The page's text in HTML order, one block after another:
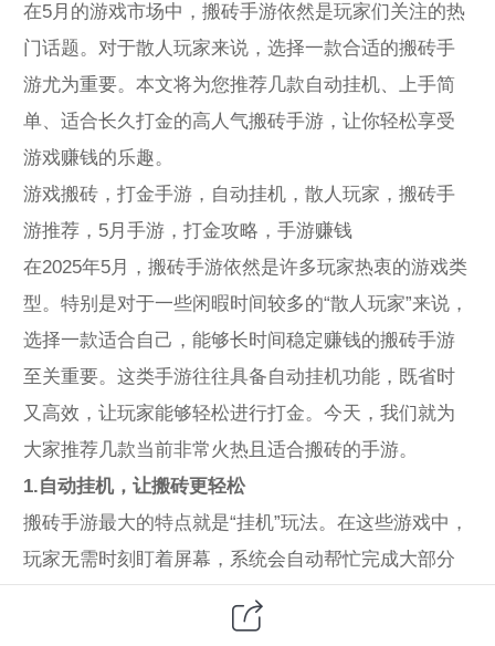
在5月的游戏市场中，搬砖手游依然是玩家们关注的热
门话题。对于散人玩家来说，选择一款合适的搬砖手
游尤为重要。本文将为您推荐几款自动挂机、上手简
单、适合长久打金的高人气搬砖手游，让你轻松享受
游戏赚钱的乐趣。
游戏搬砖，打金手游，自动挂机，散人玩家，搬砖手
游推荐，5月手游，打金攻略，手游赚钱
在2025年5月，搬砖手游依然是许多玩家热衷的游戏类
型。特别是对于一些闲暇时间较多的“散人玩家”来说，
选择一款适合自己，能够长时间稳定赚钱的搬砖手游
至关重要。这类手游往往具备自动挂机功能，既省时
又高效，让玩家能够轻松进行打金。今天，我们就为
大家推荐几款当前非常火热且适合搬砖的手游。
1.自动挂机，让搬砖更轻松
搬砖手游最大的特点就是“挂机”玩法。在这些游戏中，
玩家无需时刻盯着屏幕，系统会自动帮忙完成大部分
战斗和任务。通过设置好挂机模式后，玩家只需定期
登录领取奖励即可，极大地减轻了游戏的操作负担。